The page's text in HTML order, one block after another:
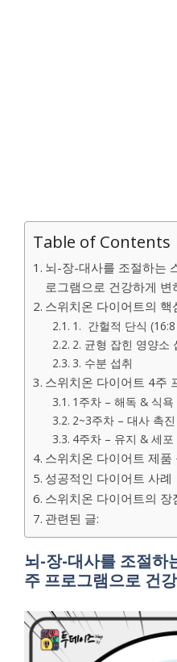
Table of Contents
뇌-장-대사를 조절하는
로그램으로 건강하게 변
스위치온 다이어트의 핵
1. 간헐적 단식
2. 균형 잡힌 영양소
3. 수분 섭취
스위치온 다이어트 4주
1주차 – 해독 & 식욕
2~3주차 – 대사 촉
4주차 – 유지 & 세포
스위치온 다이어트 제품
성공적인 다이어트 사례
스위치온 다이어트의 장
관련된 글:
뇌-장-대사를 조절하
주 프로그램으로 건